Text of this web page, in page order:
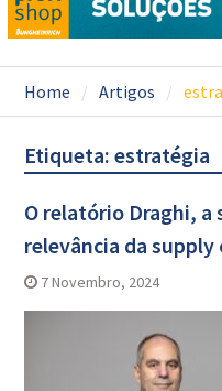
Home Artigos
Etiqueta: estratégia
O relatório Draghi, a
relevância da supply
7 Novembro, 2024